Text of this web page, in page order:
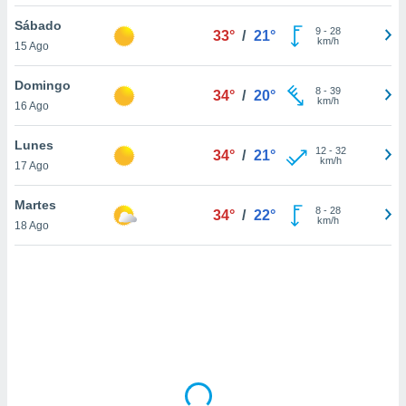
sitio
En
sean
el sitio
ni para
o
Sábado
15 Ago
33° / 21° 9- 28
km/h
Domingo
16 Ago
34° / 20° 8- 39
km/h
Lunes
17 Ago
34° / 21° 12- 32
km/h
Martes
18 Ago
34° / 22° 8- 28
km/h